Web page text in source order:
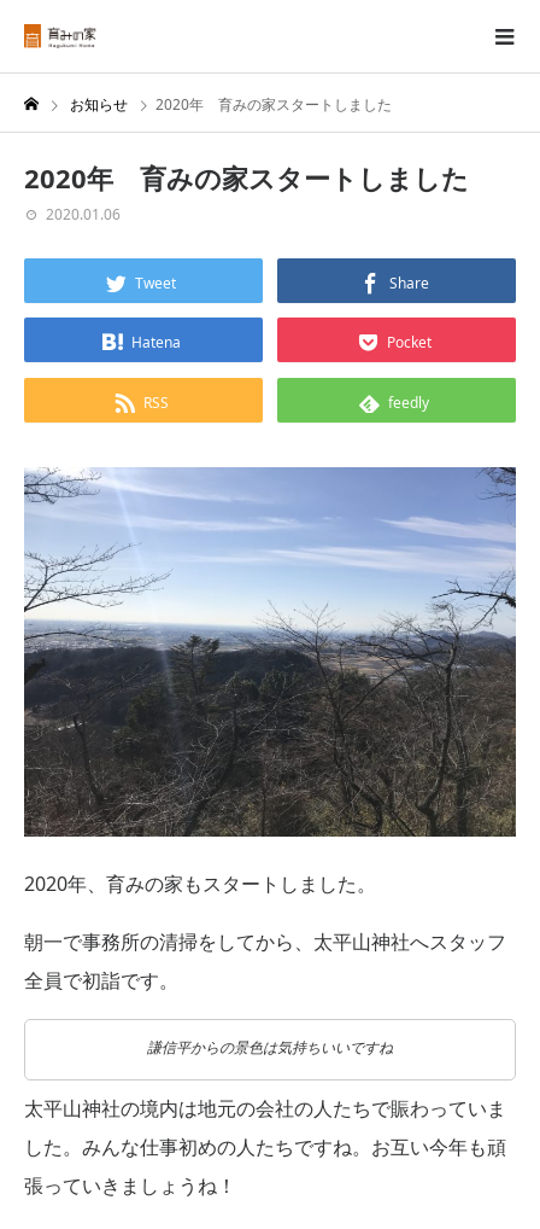
お知らせ 2020年 育みの家スタートしました
2020年 育みの家スタートしました
2020.01.06
Tweet Share
Hatena Pocket
RSS feedly
2020年、育みの家もスタートしました。
朝一で事務所の清掃をしてから、太平山神社へスタッフ
全員で初詣です。
謙信平からの景色は気持ちいいですね
太平山神社の境内は地元の会社の人たちで賑わっていま
した。みんな仕事初めの人たちですね。お互い今年も頑
張っていきましょうね！